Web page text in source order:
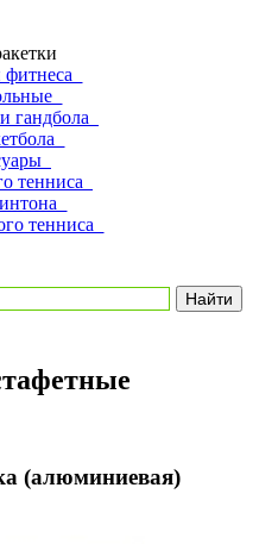
гандбола
тенниса
тенниса
(алюминиевая)